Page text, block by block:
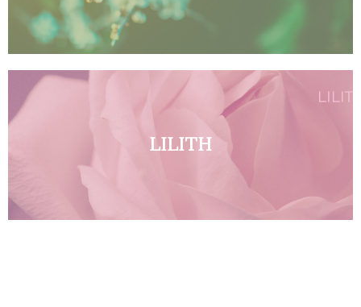
LILITH